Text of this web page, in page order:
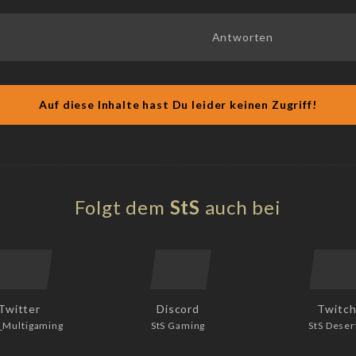
Antworten
Auf diese Inhalte hast Du leider keinen Zugriff!
Folgt dem StS auch bei
Discord
StS Gaming
Twitch
StS